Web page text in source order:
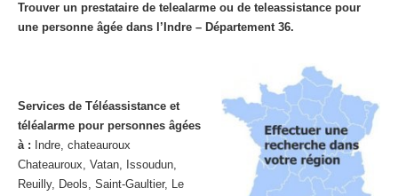
Trouver un prestataire de telealarme ou de teleassistance pour
une personne âgée dans l’Indre – Département 36.
Services de Téléassistance et
téléalarme pour personnes âgées
à : Indre, chateauroux
Chateauroux, Vatan, Issoudun,
Reuilly, Deols, Saint-Gaultier, Le